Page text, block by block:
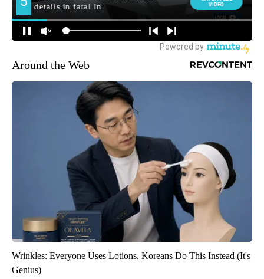
Around the Web
Wrinkles: Everyone Uses Lotions. Koreans Do This Instead (It's
Genius)